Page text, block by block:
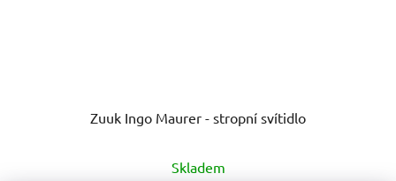
Zuuk Ingo Maurer - stropní svítidlo
hodnocení
Skladem